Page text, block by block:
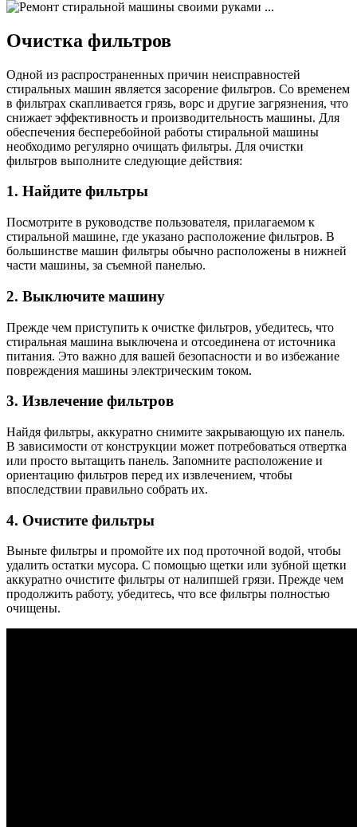
Очистка фильтров
Одной из распространенных причин неисправностей
стиральных машин является засорение фильтров. Со временем
в фильтрах скапливается грязь, ворс и другие загрязнения, что
снижает эффективность и производительность машины. Для
обеспечения бесперебойной работы стиральной машины
необходимо регулярно очищать фильтры. Для очистки
фильтров выполните следующие действия:
1. Найдите фильтры
Посмотрите в руководстве пользователя, прилагаемом к
стиральной машине, где указано расположение фильтров. В
большинстве машин фильтры обычно расположены в нижней
части машины, за съемной панелью.
2. Выключите машину
Прежде чем приступить к очистке фильтров, убедитесь, что
стиральная машина выключена и отсоединена от источника
питания. Это важно для вашей безопасности и во избежание
повреждения машины электрическим током.
3. Извлечение фильтров
Найдя фильтры, аккуратно снимите закрывающую их панель.
В зависимости от конструкции может потребоваться отвертка
или просто вытащить панель. Запомните расположение и
ориентацию фильтров перед их извлечением, чтобы
впоследствии правильно собрать их.
4. Очистите фильтры
Выньте фильтры и промойте их под проточной водой, чтобы
удалить остатки мусора. С помощью щетки или зубной щетки
аккуратно очистите фильтры от налипшей грязи. Прежде чем
продолжить работу, убедитесь, что все фильтры полностью
очищены.